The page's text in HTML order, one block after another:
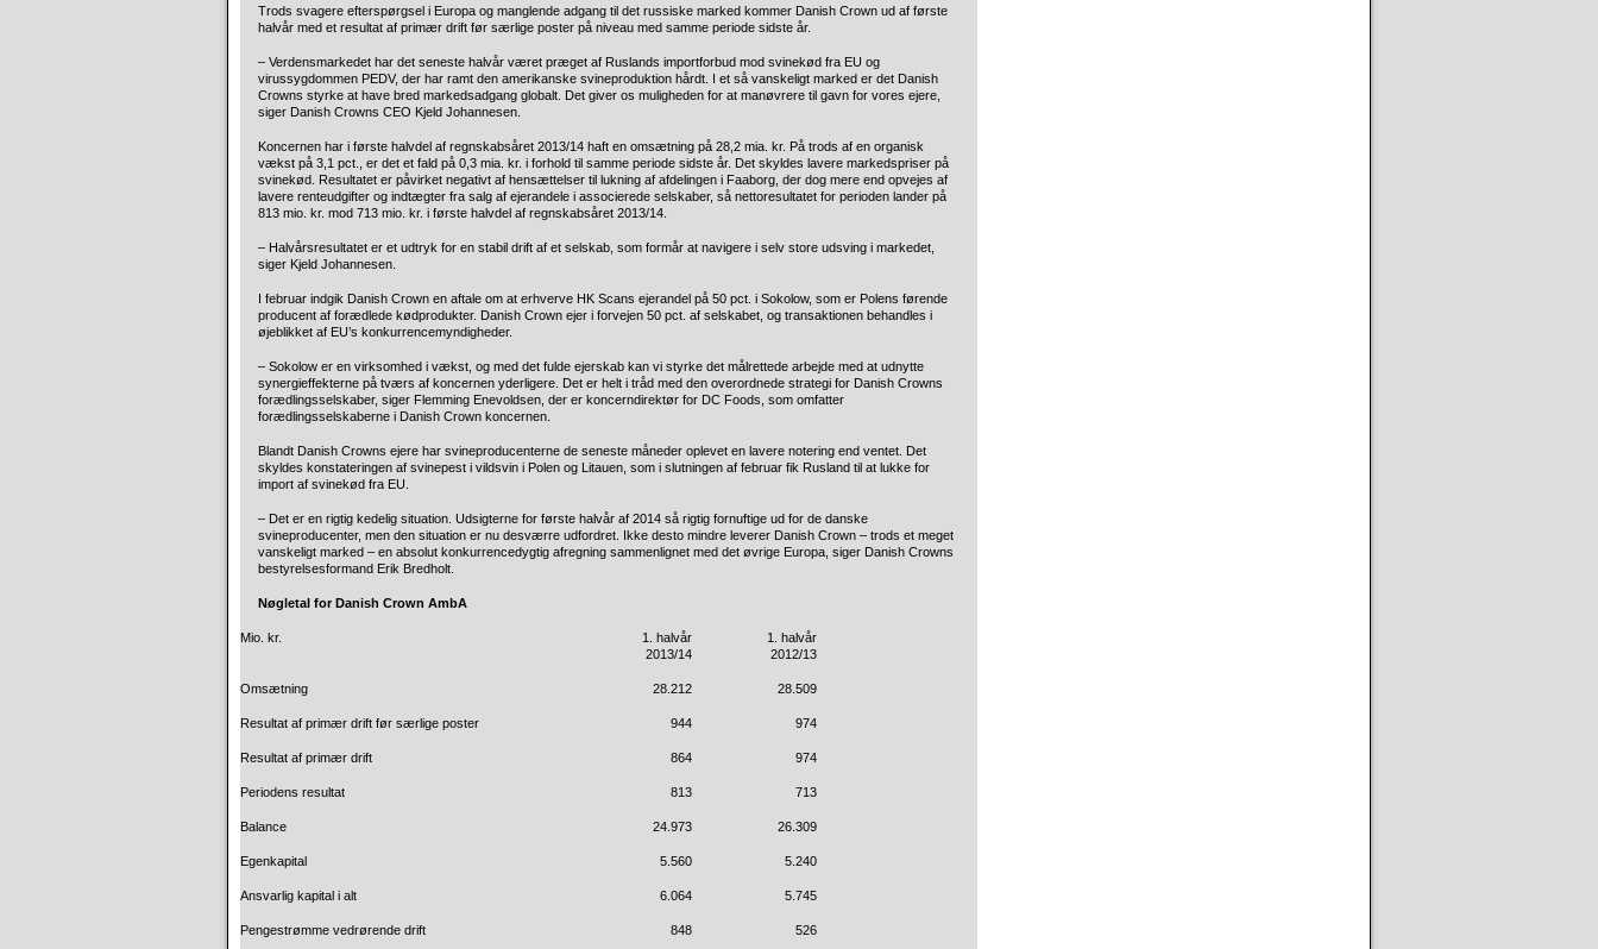
Trods svagere efterspørgsel i Europa og manglende adgang til det russiske marked kommer Danish Crown ud af første
halvår med et resultat af primær drift før særlige poster på niveau med samme periode sidste år.
– Verdensmarkedet har det seneste halvår været præget af Ruslands importforbud mod svinekød fra EU og
virussygdommen PEDV, der har ramt den amerikanske svineproduktion hårdt. I et så vanskeligt marked er det Danish
Crowns styrke at have bred markedsadgang globalt. Det giver os muligheden for at manøvrere til gavn for vores ejere,
siger Danish Crowns CEO Kjeld Johannesen.
Koncernen har i første halvdel af regnskabsåret 2013/14 haft en omsætning på 28,2 mia. kr. På trods af en organisk
vækst på 3,1 pct., er det et fald på 0,3 mia. kr. i forhold til samme periode sidste år. Det skyldes lavere markedspriser på
svinekød. Resultatet er påvirket negativt af hensættelser til lukning af afdelingen i Faaborg, der dog mere end opvejes af
lavere renteudgifter og indtægter fra salg af ejerandele i associerede selskaber, så nettoresultatet for perioden lander på
813 mio. kr. mod 713 mio. kr. i første halvdel af regnskabsåret 2013/14.
– Halvårsresultatet er et udtryk for en stabil drift af et selskab, som formår at navigere i selv store udsving i markedet,
siger Kjeld Johannesen.
I februar indgik Danish Crown en aftale om at erhverve HK Scans ejerandel på 50 pct. i Sokolow, som er Polens førende
producent af forædlede kødprodukter. Danish Crown ejer i forvejen 50 pct. af selskabet, og transaktionen behandles i
øjeblikket af EU’s konkurrencemyndigheder.
– Sokolow er en virksomhed i vækst, og med det fulde ejerskab kan vi styrke det målrettede arbejde med at udnytte
synergieffekterne på tværs af koncernen yderligere. Det er helt i tråd med den overordnede strategi for Danish Crowns
forædlingsselskaber, siger Flemming Enevoldsen, der er koncerndirektør for DC Foods, som omfatter
forædlingsselskaberne i Danish Crown koncernen.
Blandt Danish Crowns ejere har svineproducenterne de seneste måneder oplevet en lavere notering end ventet. Det
skyldes konstateringen af svinepest i vildsvin i Polen og Litauen, som i slutningen af februar fik Rusland til at lukke for
import af svinekød fra EU.
– Det er en rigtig kedelig situation. Udsigterne for første halvår af 2014 så rigtig fornuftige ud for de danske
svineproducenter, men den situation er nu desværre udfordret. Ikke desto mindre leverer Danish Crown – trods et meget
vanskeligt marked – en absolut konkurrencedygtig afregning sammenlignet med det øvrige Europa, siger Danish Crowns
bestyrelsesformand Erik Bredholt.
Nøgletal for Danish Crown AmbA
Mio. kr.
1. halvår
2013/14
1. halvår
2012/13
Omsætning 28.212 28.509
Resultat af primær drift før særlige poster 944 974
Resultat af primær drift 864 974
Periodens resultat 813 713
Balance 24.973 26.309
Egenkapital 5.560 5.240
Ansvarlig kapital i alt 6.064 5.745
Pengestrømme vedrørende drift 848 526